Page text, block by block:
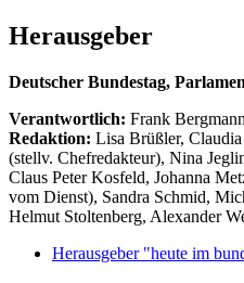
Herausgeber
Deutscher Bundestag,
Verantwortlich: Frank
Redaktion: Lisa Brüßler,
(stellv. Chefredakteur), Nina
Claus Peter Kosfeld, Johanna
vom Dienst), Sandra Schmid,
Helmut Stoltenberg, Alexander
Herausgeber "heute im